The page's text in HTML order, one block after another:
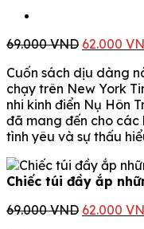
69.000VND Giá
là:
69.000
62.000
Cuốn sách dịu dàng
chạy trên New York
nhi kinh điển Nụ Hôn
đã mang đến cho các
tình yêu và sự thấu
Chiếc túi đầy ắp
69.000VND Giá
62.000